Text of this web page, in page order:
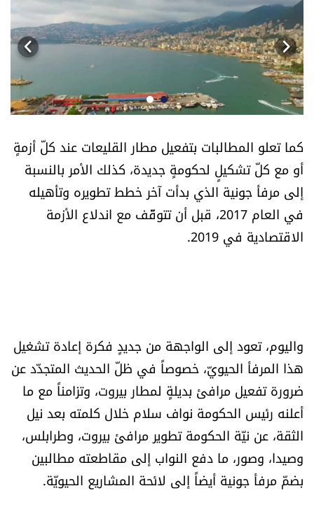
متفرقات
نداء القرّاء
خاص الموقع
كتّابنا
تحت المجهر
آراء
الصحافة الإسرائيلية
ثقافة وفنون
فصل من كتاب
اقرأ تضحك
كما تعلو المطالبات بتفعيل مطار القليعات عند كلّ أزمةٍ
أو مع كلّ تشكيلٍ لحكومةٍ جديدة، كذلك الأمر بالنسبة
إلى مرفأ جونية الذي بدأت آخر خطط تطويره وتأهيله
في العام 2017، قبل أن تتوقّف مع اندلاع الأزمة
الاقتصادية في 2019.
واليوم، تعود إلى الواجهة من جديدٍ فكرة إعادة تشغيل
هذا المرفأ الحيويّ، خصوصاً في ظلّ الحديث المتجدّد عن
ضرورة تفعيل مرافئ بديلةٍ لمطار بيروت، وتزامناً مع ما
أعلنه رئيس الحكومة نواف سلام خلال كلمته بعد نيل
الثقة، عن نيّة الحكومة تطوير مرافئ بيروت، وطرابلس،
وصيدا، وصور، ما دفع النواب إلى مقاطعته مطالبين
بضمّ مرفأ جونية أيضاً إلى لائحة المشاريع الحيويّة.